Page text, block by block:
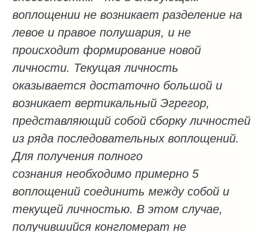
воплощении не возникает разделение на
левое и правое полушария, и не
происходит формирование новой
личности. Текущая личность
оказывается достаточно большой и
возникает вертикальный Эгрегор,
представляющий собой сборку личностей
из ряда последовательных воплощений.
Для получения полного
сознания необходимо примерно 5
воплощений соединить между собой и
текущей личностью. В этом случае,
получившийся конгломерат не